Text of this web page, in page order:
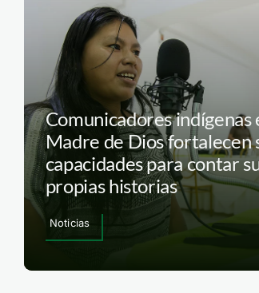
Comunicadores indígenas
Madre de Dios fortalecen
capacidades para contar
propias historias
Noticias